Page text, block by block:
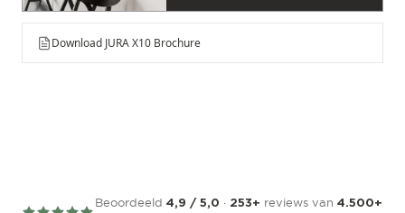
Download JURA X10 Brochure
Beoordeeld 4,9 / 5,0 · 253+ reviews van 4.500+